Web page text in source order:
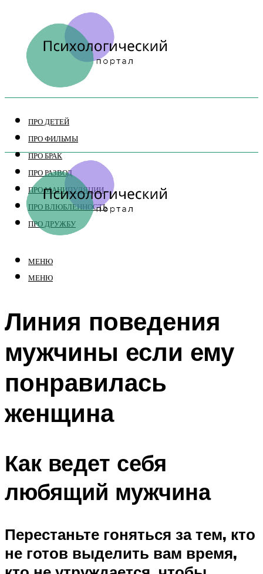
ПРО ДЕТЕЙ
ПРО ФИЛЬМЫ
ПРО БРАК
ПРО РАЗВОД
ПРО МАНИПУЛЯЦИИ
ПРО ВЛЮБЛЕННОСТЬ
ПРО ДРУЖБУ
МЕНЮ
МЕНЮ
Линия поведения
мужчины если ему
понравилась
женщина
Как ведет себя
любящий мужчина
Перестаньте гоняться за тем, кто
не готов выделить вам время,